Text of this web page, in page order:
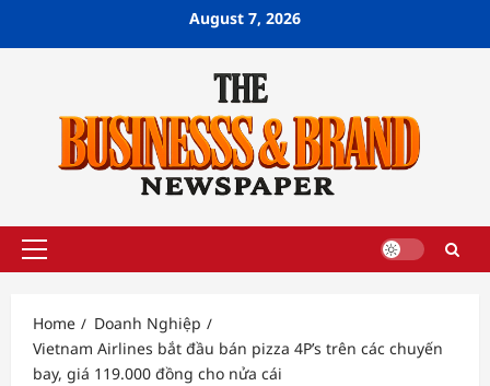
August 7, 2026
Primary
Home
Doanh Nghiệp
Vietnam Airlines bắt đầu bán pizza 4P’s trên các chuyến
bay, giá 119.000 đồng cho nửa cái